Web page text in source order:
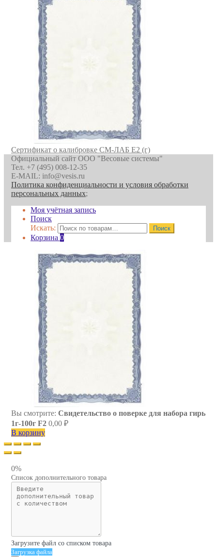
Сертификат о калибровке СМ-ЛАБ E2 (г)
Официальный сайт ООО "Весовые системы"
Тел. +7 (495) 008-12-35
E-MAIL: info@vesis.ru
Политика конфиденциальности и условия обработки
персональных данных;
Моя учётная запись
Поиск
Искать:
Поиск
Корзина 0
Вы смотрите: Свидетельство о поверке для набора гирь
1г-100г F2 0,00 ₽
В корзину
0%
Список дополнительного товара
Загрузите файл со списком товара
Загрузка файла